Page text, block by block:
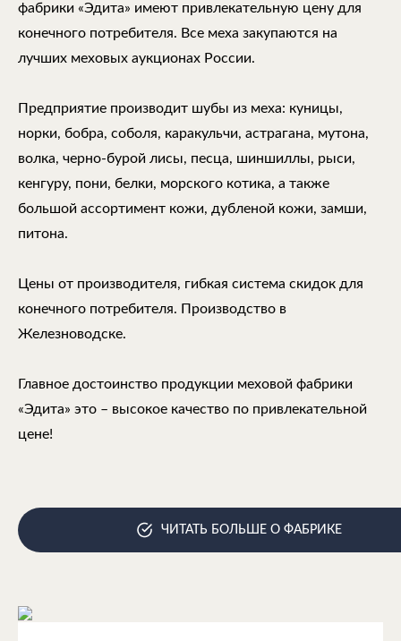
фабрики «Эдита» имеют привлекательную цену для
конечного потребителя. Все меха закупаются на
лучших меховых аукционах России.
Предприятие производит шубы из меха: куницы,
норки, бобра, соболя, каракульчи, астрагана, мутона,
волка, черно-бурой лисы, песца, шиншиллы, рыси,
кенгуру, пони, белки, морского котика, а также
большой ассортимент кожи, дубленой кожи, замши,
питона.
Цены от производителя, гибкая система скидок для
конечного потребителя. Производство в
Железноводске.
Главное достоинство продукции меховой фабрики
«Эдита» это – высокое качество по привлекательной
цене!
ЧИТАТЬ БОЛЬШЕ О ФАБРИКЕ